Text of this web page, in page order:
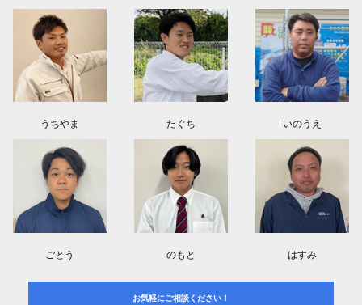
うちやま たぐち いのうえ
ごとう のもと はすみ
お気軽にご相談ください！